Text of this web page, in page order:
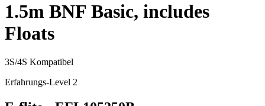
1.5m BNF Basic, includes
Floats
3S/4S Kompatibel
Erfahrungs-Level 2